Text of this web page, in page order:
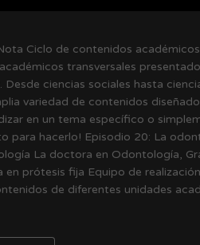
Ciclo de contenidos
transversales
Desde ciencias sociales hasta
variedad de contenidos
en un tema específico o
para hacerlo! Episodio 20: La
La doctora en Odontología,
en prótesis fija Equipo de
de diferentes unidades